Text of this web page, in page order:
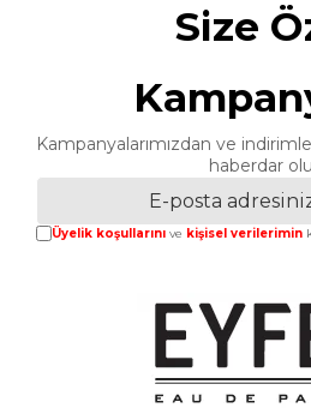
Size
Kampanyalarımızdan ve
haberdar
Üyelik koşullarınıve kişisel verilerimin